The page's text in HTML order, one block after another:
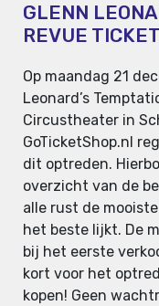
GLENN
REVUE
Op maandag 21
Leonard’s
Circustheater in
GoTicketShop.nl
dit optreden.
overzicht van de
alle rust de
het beste lijkt. De
bij het eerste
kort voor het
kopen! Geen